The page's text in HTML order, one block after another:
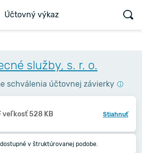
Účtovný výkaz
služby, s. r. o.
schválenia účtovnej závierky
veľkosť 528 KB Stiahnuť
dostupné v štruktúrovanej podobe.